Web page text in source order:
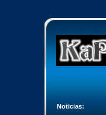
Noticias: